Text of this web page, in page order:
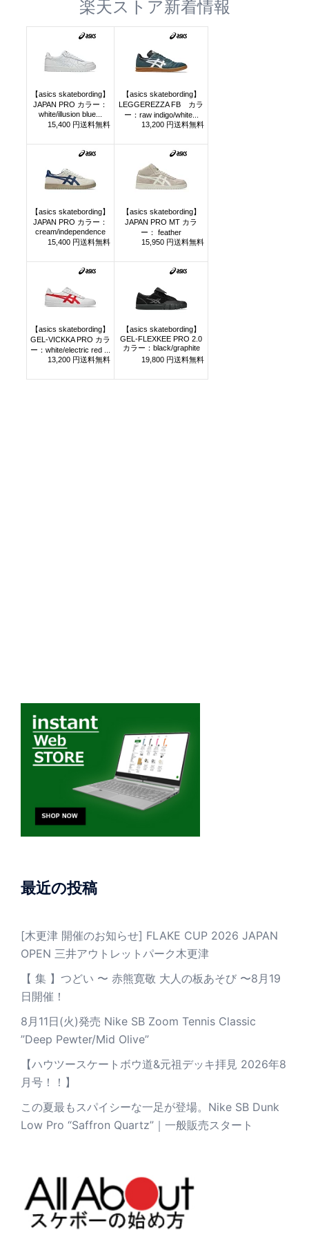
楽天ストア新着情報
最近の投稿
[木更津 開催のお知らせ] FLAKE CUP 2026 JAPAN
OPEN 三井アウトレットパーク木更津
【 集 】つどい 〜 赤熊寛敬 大人の板あそび 〜8月19
日開催！
8月11日(火)発売 Nike SB Zoom Tennis Classic
”Deep Pewter/Mid Olive”
【ハウツースケートボウ道&元祖デッキ拝見 2026年8
月号！！】
この夏最もスパイシーな一足が登場。Nike SB Dunk
Low Pro “Saffron Quartz”｜一般販売スタート